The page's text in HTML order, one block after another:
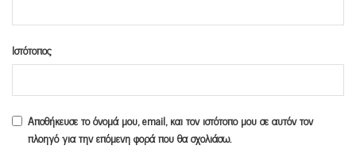
Ιστότοπος
Αποθήκευσε το όνομά μου, email, και τον ιστότοπο μου σε αυτόν τον
πλοηγό για την επόμενη φορά που θα σχολιάσω.